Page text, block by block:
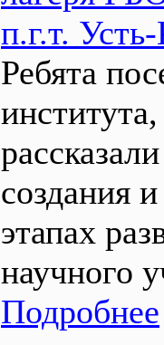
п.г.т.
Ребята
создания
этапах
научного
Подробнее